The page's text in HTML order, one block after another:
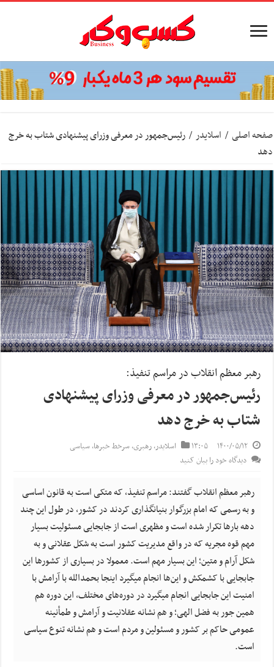
صفحه اصلی / اسلایدر / رئیس‌جمهور در معرفی وزرای پیشنهادی شتاب به خرج
دهد
رهبر معظم انقلاب در مراسم تنفیذ:
رئیس‌جمهور در معرفی وزرای پیشنهادی
شتاب به خرج دهد
۱۴۰۰/۰۵/۱۲ ۱۳:۰۵ اسلایدر,رهبری,سرخط خبرها,سیاسی
دیدگاه خود را بیان کنید
رهبر معظم انقلاب گفتند: مراسم تنفیذ، که متکی است به قانون اساسی
و به رسمی که امام بزرگوار بنیانگذاری کردند در کشور، در طول این چند
دهه بارها تکرار شده است و مظهری است از جابجایی مسئولیت بسیار
مهم قوه مجریه که در واقع مدیریت کشور است به شکل عقلانی و به
شکل آرام و متین؛ این بسیار مهم است. معمولا در بسیاری از کشورها این
جابجایی با کشمکش و این‌ها انجام میگیرد اینجا بحمدالله با آرامش با
امنیت این جابجایی انجام میگیرد در دوره‌های مختلف، این دوره هم
همین جور به فضل الهی؛ و هم نشانه عقلانیت و آرامش و طمأنینه
عمومی حاکم بر کشور و مسئولین و مردم است و هم نشانه تنوع سیاسی
است.